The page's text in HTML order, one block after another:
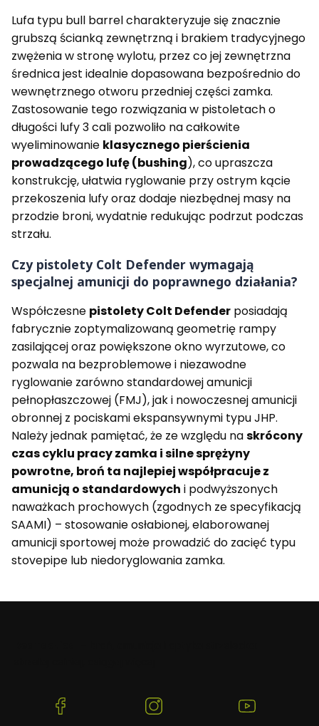
Lufa typu bull barrel charakteryzuje się znacznie
grubszą ścianką zewnętrzną i brakiem tradycyjnego
zwężenia w stronę wylotu, przez co jej zewnętrzna
średnica jest idealnie dopasowana bezpośrednio do
wewnętrznego otworu przedniej części zamka.
Zastosowanie tego rozwiązania w pistoletach o
długości lufy 3 cali pozwoliło na całkowite
wyeliminowanie klasycznego pierścienia
prowadzącego lufę (bushing), co upraszcza
konstrukcję, ułatwia ryglowanie przy ostrym kącie
przekoszenia lufy oraz dodaje niezbędnej masy na
przodzie broni, wydatnie redukując podrzut podczas
strzału.
Czy pistolety Colt Defender wymagają
specjalnej amunicji do poprawnego działania?
Współczesne pistolety Colt Defender posiadają
fabrycznie zoptymalizowaną geometrię rampy
zasilającej oraz powiększone okno wyrzutowe, co
pozwala na bezproblemowe i niezawodne
ryglowanie zarówno standardowej amunicji
pełnopłaszczowej (FMJ), jak i nowoczesnej amunicji
obronnej z pociskami ekspansywnymi typu JHP.
Należy jednak pamiętać, że ze względu naskrócony
czas cyklu pracy zamka i silne sprężyny
powrotne, broń ta najlepiej współpracuje z
amunicją o standardowych i podwyższonych
naważkach prochowych (zgodnych ze specyfikacją
SAAMI) – stosowanie osłabionej, elaborowanej
amunicji sportowej może prowadzić do zacięć typu
stovepipe lub niedoryglowania zamka.
(Otwiera
(Otwiera